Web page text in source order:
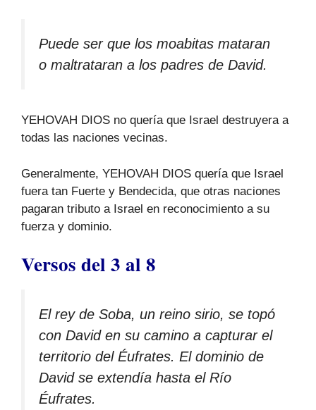
Puede ser que los moabitas mataran
o maltrataran a los padres de David.
YEHOVAH DIOS no quería que Israel destruyera a
todas las naciones vecinas.
Generalmente, YEHOVAH DIOS quería que Israel
fuera tan Fuerte y Bendecida, que otras naciones
pagaran tributo a Israel en reconocimiento a su
fuerza y dominio.
Versos del 3 al 8
El rey de Soba, un reino sirio, se topó
con David en su camino a capturar el
territorio del Éufrates. El dominio de
David se extendía hasta el Río
Éufrates.